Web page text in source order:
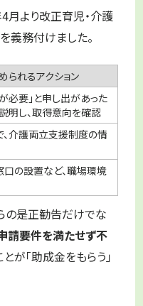
月より改正育児・介護
義務付けました。
られるアクション
必要」と申し出があった
明し、取得意向を確認
介護両立支援制度の情
の設置など、職場環境
の是正勧告だけでな
請要件を満たせず不
とが「助成金をもらう」